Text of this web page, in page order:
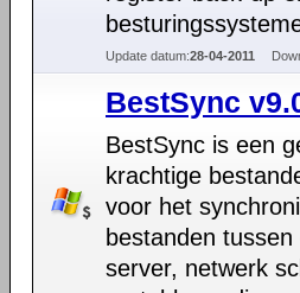
Update datum:28-04-2011
BestSync
BestSync is een
krachtige
voor het
bestanden
server, netwerk